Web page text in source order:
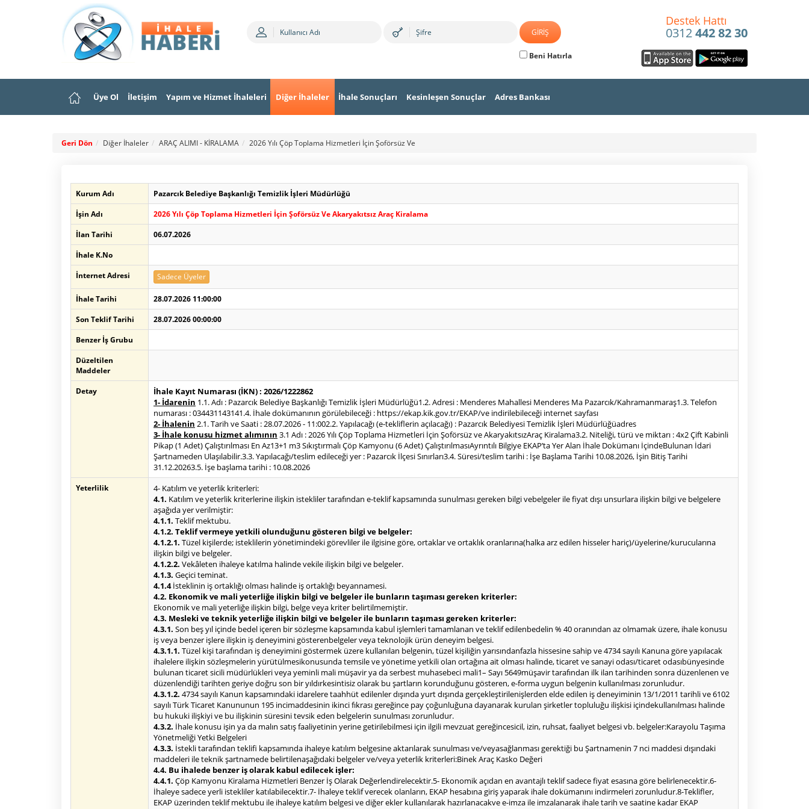
Beni Hatırla
Destek Hattı
0312442 82 30
Üye Ol İletişim Yapım ve Hizmet İhaleleri Diğer İhaleler İhale Sonuçları Kesinleşen Sonuçlar Adres Bankası
Geri Dön Diğer İhaleler ARAÇ ALIMI - KİRALAMA 2026 Yılı Çöp Toplama Hizmetleri İçin Şoförsüz Ve
Kurum Adı
Pazarcık Belediye Başkanlığı Temizlik İşleri Müdürlüğü
İşin Adı
2026 Yılı Çöp Toplama Hizmetleri İçin Şoförsüz Ve Akaryakıtsız Araç Kiralama
İlan Tarihi
06.07.2026
İhale K.No
İnternet Adresi
Sadece Üyeler
İhale Tarihi
28.07.2026 11:00:00
Son Teklif Tarihi
28.07.2026 00:00:00
Benzer İş Grubu
Düzeltilen
Maddeler
Detay
İhale Kayıt Numarası (İKN) : 2026/1222862
1- İdarenin 1.1. Adı : Pazarcık Belediye Başkanlığı Temizlik İşleri Müdürlüğü1.2. Adresi : Menderes Mahallesi Menderes Ma Pazarcık/Kahramanmaraş1.3. Telefon
numarası : 034431143141.4. İhale dokümanının görülebileceği : https://ekap.kik.gov.tr/EKAP/ve indirilebileceği internet sayfası
2- İhalenin 2.1. Tarih ve Saati : 28.07.2026 - 11:002.2. Yapılacağı (e-tekliflerin açılacağı) : Pazarcık Belediyesi Temizlik İşleri Müdürlüğüadres
3- İhale konusu hizmet alımının 3.1 Adı : 2026 Yılı Çöp Toplama Hizmetleri İçin Şoförsüz ve AkaryakıtsızAraç Kiralama3.2. Niteliği, türü ve miktarı : 4x2 Çift Kabinli
Pikap (1 Adet) Çalıştırılması En Az13+1 m3 Sıkıştırmalı Çöp Kamyonu (6 Adet) ÇalıştırılmasıAyrıntılı Bilgiye EKAP’ta Yer Alan İhale Dokümanı İçindeBulunan İdari
Şartnameden Ulaşılabilir.3.3. Yapılacağı/teslim edileceği yer : Pazarcık İlçesi Sınırları3.4. Süresi/teslim tarihi : İşe Başlama Tarihi 10.08.2026, İşin Bitiş Tarihi
31.12.20263.5. İşe başlama tarihi : 10.08.2026
Yeterlilik
4- Katılım ve yeterlik kriterleri:
4.1. Katılım ve yeterlik kriterlerine ilişkin istekliler tarafından e-teklif kapsamında sunulması gereken bilgi vebelgeler ile fiyat dışı unsurlara ilişkin bilgi ve belgelere
aşağıda yer verilmiştir:
4.1.1. Teklif mektubu.
4.1.2. Teklif vermeye yetkili olunduğunu gösteren bilgi ve belgeler:
4.1.2.1. Tüzel kişilerde; isteklilerin yönetimindeki görevliler ile ilgisine göre, ortaklar ve ortaklık oranlarına(halka arz edilen hisseler hariç)/üyelerine/kurucularına
ilişkin bilgi ve belgeler.
4.1.2.2. Vekâleten ihaleye katılma halinde vekile ilişkin bilgi ve belgeler.
4.1.3. Geçici teminat.
4.1.4İsteklinin iş ortaklığı olması halinde iş ortaklığı beyannamesi.
4.2. Ekonomik ve mali yeterliğe ilişkin bilgi ve belgeler ile bunların taşıması gereken kriterler:
Ekonomik ve mali yeterliğe ilişkin bilgi, belge veya kriter belirtilmemiştir.
4.3. Mesleki ve teknik yeterliğe ilişkin bilgi ve belgeler ile bunların taşıması gereken kriterler:
4.3.1. Son beş yıl içinde bedel içeren bir sözleşme kapsamında kabul işlemleri tamamlanan ve teklif edilenbedelin % 40 oranından az olmamak üzere, ihale konusu
iş veya benzer işlere ilişkin iş deneyimini gösterenbelgeler veya teknolojik ürün deneyim belgesi.
4.3.1.1. Tüzel kişi tarafından iş deneyimini göstermek üzere kullanılan belgenin, tüzel kişiliğin yarısındanfazla hissesine sahip ve 4734 sayılı Kanuna göre yapılacak
ihalelere ilişkin sözleşmelerin yürütülmesikonusunda temsile ve yönetime yetkili olan ortağına ait olması halinde, ticaret ve sanayi odası/ticaret odasıbünyesinde
bulunan ticaret sicili müdürlükleri veya yeminli mali müşavir ya da serbest muhasebeci mali1– Sayı 5649müşavir tarafından ilk ilan tarihinden sonra düzenlenen ve
düzenlendiği tarihten geriye doğru son bir yıldırkesintisiz olarak bu şartların korunduğunu gösteren, e-forma uygun belgenin kullanılması zorunludur.
4.3.1.2. 4734 sayılı Kanun kapsamındaki idarelere taahhüt edilenler dışında yurt dışında gerçekleştirilenişlerden elde edilen iş deneyiminin 13/1/2011 tarihli ve 6102
sayılı Türk Ticaret Kanununun 195 incimaddesinin ikinci fıkrası gereğince pay çoğunluğuna dayanarak kurulan şirketler topluluğu ilişkisi içindekullanılması halinde
bu hukuki ilişkiyi ve bu ilişkinin süresini tevsik eden belgelerin sunulması zorunludur.
4.3.2. İhale konusu işin ya da malın satış faaliyetinin yerine getirilebilmesi için ilgili mevzuat gereğincesicil, izin, ruhsat, faaliyet belgesi vb. belgeler:Karayolu Taşıma
Yönetmeliği Yetki Belgeleri
4.3.3. İstekli tarafından teklifi kapsamında ihaleye katılım belgesine aktarılarak sunulması ve/veyasağlanması gerektiği bu Şartnamenin 7 nci maddesi dışındaki
maddeleri ile teknik şartnamede belirtilenaşağıdaki belgeler ve/veya yeterlik kriterleri:Binek Araç Kasko Değeri
4.4. Bu ihalede benzer iş olarak kabul edilecek işler:
4.4.1. Çöp Kamyonu Kiralama Hizmetleri Benzer İş Olarak Değerlendirelecektir.5- Ekonomik açıdan en avantajlı teklif sadece fiyat esasına göre belirlenecektir.6-
İhaleye sadece yerli istekliler katılabilecektir.7- İhaleye teklif verecek olanların, EKAP hesabına giriş yaparak ihale dokümanını indirmeleri zorunludur.8-Teklifler,
EKAP üzerinden teklif mektubu ile ihaleye katılım belgesi ve diğer ekler kullanılarak hazırlanacakve e-imza ile imzalanarak ihale tarih ve saatine kadar EKAP